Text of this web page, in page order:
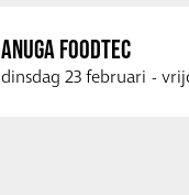
ANUGA FOODTEC
dinsdag 23 februari -